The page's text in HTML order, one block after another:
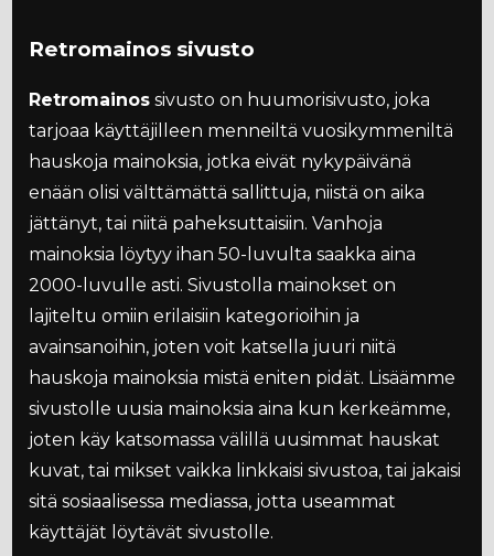
Retromainos sivusto
Retromainos sivusto on huumorisivusto, joka
tarjoaa käyttäjilleen menneiltä vuosikymmeniltä
hauskoja mainoksia, jotka eivät nykypäivänä
enään olisi välttämättä sallittuja, niistä on aika
jättänyt, tai niitä paheksuttaisiin. Vanhoja
mainoksia löytyy ihan 50-luvulta saakka aina
2000-luvulle asti. Sivustolla mainokset on
lajiteltu omiin erilaisiin kategorioihin ja
avainsanoihin, joten voit katsella juuri niitä
hauskoja mainoksia mistä eniten pidät. Lisäämme
sivustolle uusia mainoksia aina kun kerkeämme,
joten käy katsomassa välillä uusimmat hauskat
kuvat, tai mikset vaikka linkkaisi sivustoa, tai jakaisi
sitä sosiaalisessa mediassa, jotta useammat
käyttäjät löytävät sivustolle.